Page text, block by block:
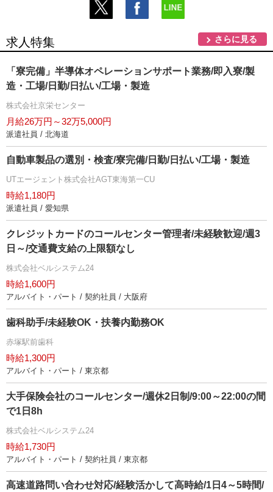
求人特集 さらに見る
「寮完備」半導体オペレーションサポート業務/即入寮/製
造・工場/日勤/日払い/工場・製造
株式会社京栄センター
月給26万円～32万5,000円
派遣社員 / 北海道
自動車製品の選別・検査/寮完備/日勤/日払い/工場・製造
UTエージェント株式会社AGT東海第一CU
時給1,180円
派遣社員 / 愛知県
クレジットカードのコールセンター管理者/未経験歓迎/週3
日～/交通費支給の上限額なし
株式会社ベルシステム24
時給1,600円
アルバイト・パート / 契約社員 / 大阪府
歯科助手/未経験OK・扶養内勤務OK
赤塚駅前歯科
時給1,300円
アルバイト・パート / 東京都
大手保険会社のコールセンター/週休2日制/9:00～22:00の間
で1日8h
株式会社ベルシステム24
時給1,730円
アルバイト・パート / 契約社員 / 東京都
高速道路問い合わせ対応/経験活かして高時給/1日4～5時間/